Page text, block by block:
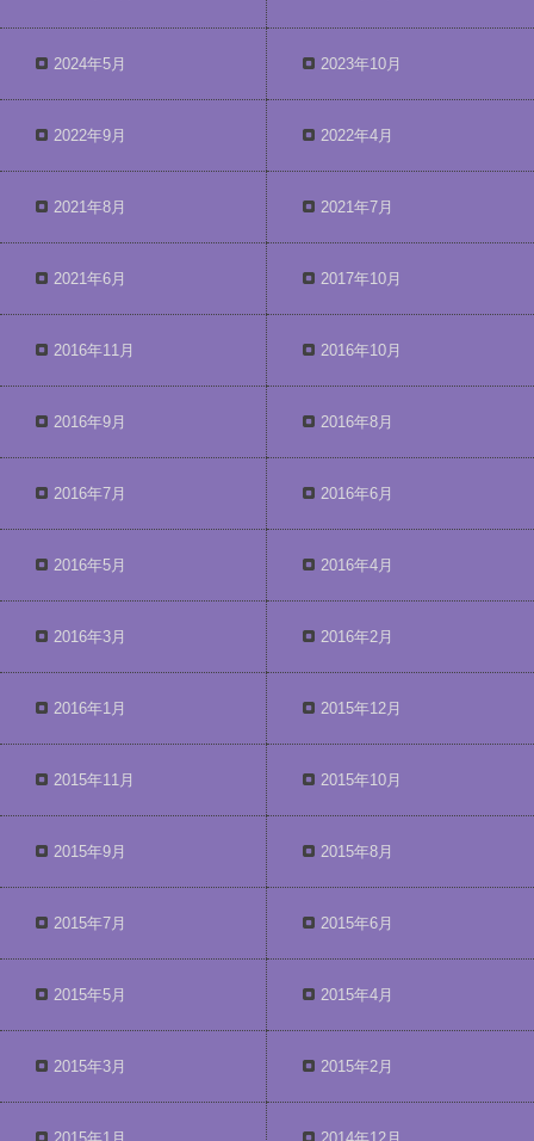
2024年5月 2023年10月
2022年9月 2022年4月
2021年8月 2021年7月
2021年6月 2017年10月
2016年11月 2016年10月
2016年9月 2016年8月
2016年7月 2016年6月
2016年5月 2016年4月
2016年3月 2016年2月
2016年1月 2015年12月
2015年11月 2015年10月
2015年9月 2015年8月
2015年7月 2015年6月
2015年5月 2015年4月
2015年3月 2015年2月